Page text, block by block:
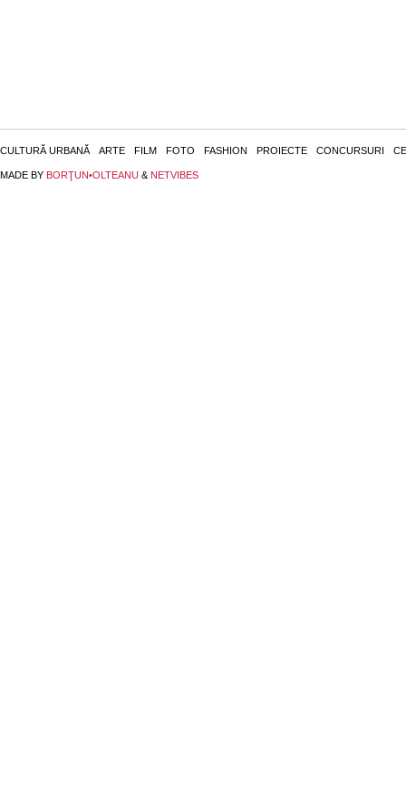
CULTURĂ URBANĂ ARTE FILM FOTO FASHION PROIECTE CONCURSURI
MADE BY BORŢUN•OLTEANU & NETVIBES